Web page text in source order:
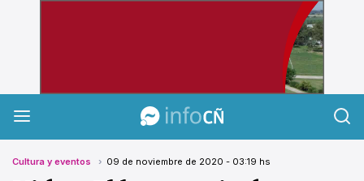
Cultura y eventos 09 de noviembre de 2020 - 03:19 hs